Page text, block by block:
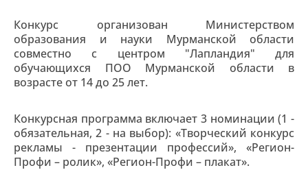
Конкурс организован Министерством
образования и науки Мурманской области
совместно с центром "Лапландия" для
обучающихся ПОО Мурманской области в
возрасте от 14 до 25 лет.
Конкурсная программа включает 3 номинации (1 -
обязательная, 2 - на выбор): «Творческий конкурс
рекламы - презентации профессий», «Регион-
Профи – ролик», «Регион-Профи – плакат».